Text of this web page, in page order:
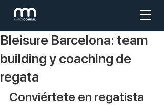
Bleisure Barcelona: team
building y coaching de
regata
Conviértete en regatista